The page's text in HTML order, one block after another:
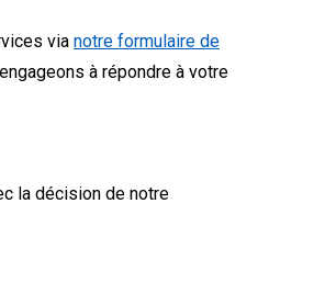
via notre formulaire de
à répondre à votre
la décision de notre